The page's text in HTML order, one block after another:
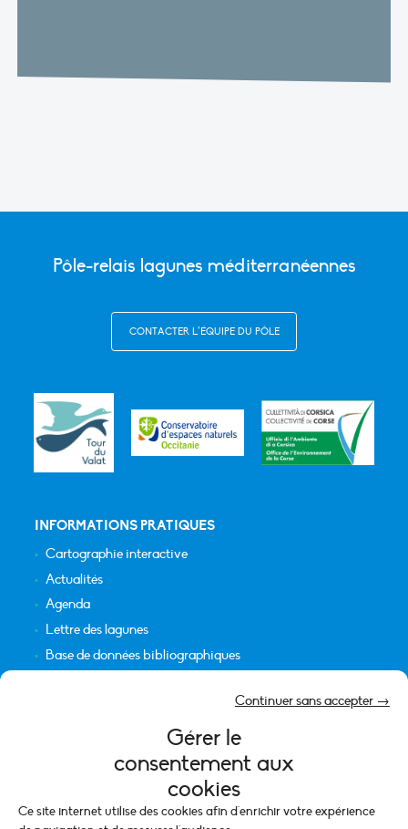
Gérer le
consentement aux
cookies
Ce site internet utilise des cookies afin d'enrichir votre expérience
Continuer sans accepter →
Pôle-relais lagunes méditerranéennes
CONTACTER L’ÉQUIPE DU PÔLE
INFORMATIONS PRATIQUES
Cartographie interactive
Actualités
Agenda
Lettre des lagunes
Base de données bibliographiques
Mentions légales
Politique de cookies (UE)